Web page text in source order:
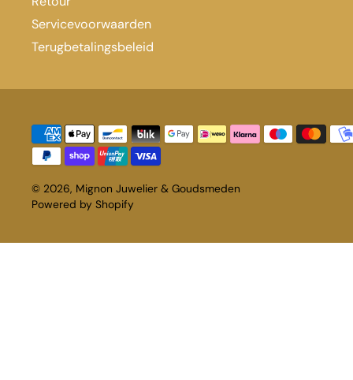
Servicevoorwaarden
Terugbetalingsbeleid
© 2026, Mignon Juwelier & Goudsmeden
Powered by Shopify